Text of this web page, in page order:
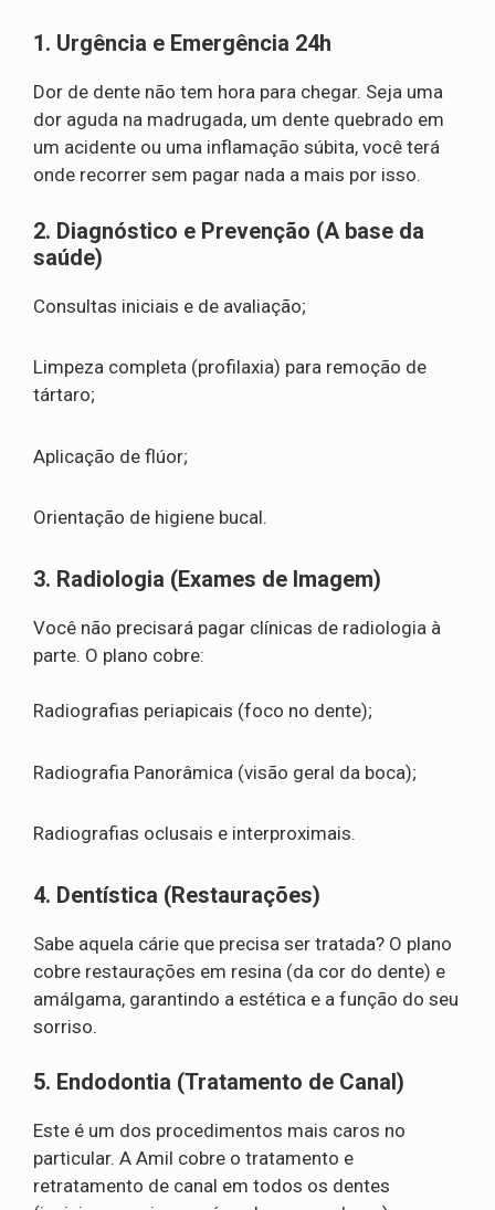
1. Urgência e Emergência 24h
Dor de dente não tem hora para chegar. Seja uma
dor aguda na madrugada, um dente quebrado em
um acidente ou uma inflamação súbita, você terá
onde recorrer sem pagar nada a mais por isso.
2. Diagnóstico e Prevenção (A base da
saúde)
Consultas iniciais e de avaliação;
Limpeza completa (profilaxia) para remoção de
tártaro;
Aplicação de flúor;
Orientação de higiene bucal.
3. Radiologia (Exames de Imagem)
Você não precisará pagar clínicas de radiologia à
parte. O plano cobre:
Radiografias periapicais (foco no dente);
Radiografia Panorâmica (visão geral da boca);
Radiografias oclusais e interproximais.
4. Dentística (Restaurações)
Sabe aquela cárie que precisa ser tratada? O plano
cobre restaurações em resina (da cor do dente) e
amálgama, garantindo a estética e a função do seu
sorriso.
5. Endodontia (Tratamento de Canal)
Este é um dos procedimentos mais caros no
particular. A Amil cobre o tratamento e
retratamento de canal em todos os dentes